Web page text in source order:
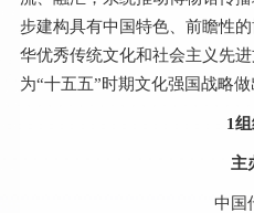
步建构具有中国特色、前瞻性
华优秀传统文化和社会主义先
为“十五五”时期文化强国战略做
1
主
中国